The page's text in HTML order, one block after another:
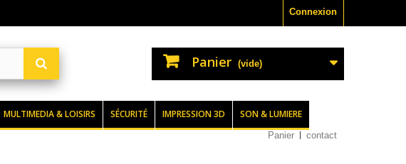
Connexion
Panier (vide)
MULTIMEDIA & LOISIRS SÉCURITÉ IMPRESSION 3D SON & LUMIERE
Panier contact